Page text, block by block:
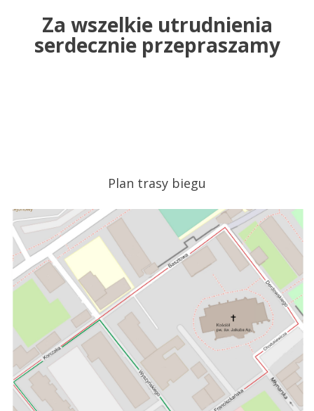
Za wszelkie utrudnienia
serdecznie przepraszamy
Plan trasy biegu